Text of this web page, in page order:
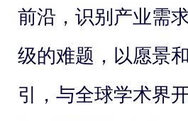
前沿，识别产业需
级的难题，以愿景
引，与全球学术界